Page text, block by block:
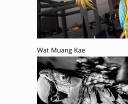
Wat Muang Kae